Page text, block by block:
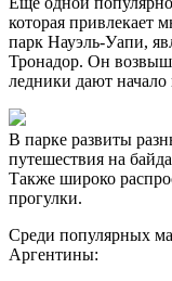
которая привлекает
парк Науэль-Уапи,
Тронадор. Он
ледники дают
В парке развиты
путешествия на
Также широко
прогулки.
Среди популярных
Аргентины: